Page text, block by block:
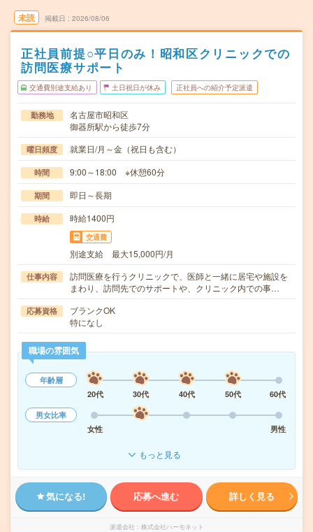
未読 掲載日 2026/08/06
正社員前提○平日のみ！昭和区クリニックでの
訪問医療サポート
交通費別途支給あり 土日祝日が休み 正社員への紹介予定派遣
勤務地
名古屋市昭和区
御器所駅から徒歩7分
曜日頻度 就業日/月～金（祝日も含む）
時間 9:00～18:00 ※休憩60分
期間 即日～長期
時給 時給1400円
交通費
別途支給 最大15,000円/月
仕事内容
訪問医療を行うクリニックで、医師と一緒に居宅や施設を
まわり、訪問先でのサポートや、クリニック内での事…
応募資格
ブランクOK
特になし
職場の雰囲気
年齢層
20代
30代 40代 50代
60代
男女比率
女性
男性
もっと見る
気になる! 応募へ進む 詳しく見る
派遣会社 株式会社ハーモネット